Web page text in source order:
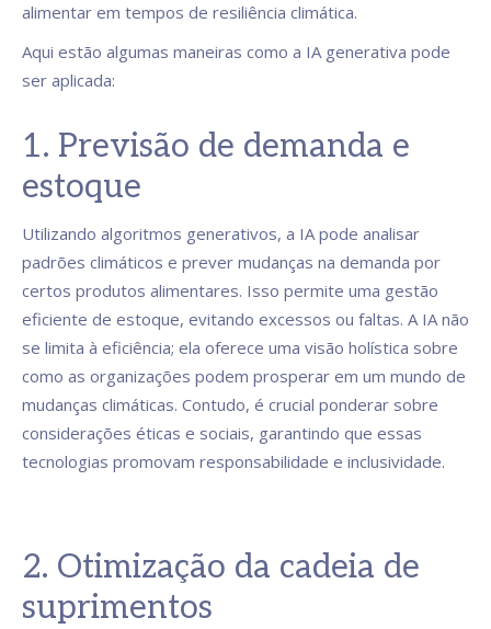
alimentar em tempos de resiliência climática.
Aqui estão algumas maneiras como a IA generativa pode
ser aplicada:
1. Previsão de demanda e
estoque
Utilizando algoritmos generativos, a IA pode analisar
padrões climáticos e prever mudanças na demanda por
certos produtos alimentares. Isso permite uma gestão
eficiente de estoque, evitando excessos ou faltas. A IA não
se limita à eficiência; ela oferece uma visão holística sobre
como as organizações podem prosperar em um mundo de
mudanças climáticas. Contudo, é crucial ponderar sobre
considerações éticas e sociais, garantindo que essas
tecnologias promovam responsabilidade e inclusividade.
2. Otimização da cadeia de
suprimentos